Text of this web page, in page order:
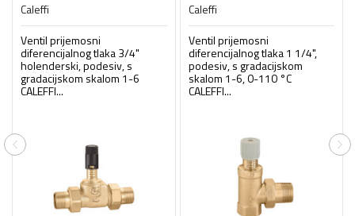
Caleffi
Ventil prijemosni
diferencijalnog tlaka 3/4"
holenderski, podesiv, s
gradacijskom skalom 1-6
CALEFFI...
Caleffi
Ventil prijemosni
diferencijalnog tlaka 1 1/4",
podesiv, s gradacijskom
skalom 1-6, 0-110 °C
CALEFFI...
Previous